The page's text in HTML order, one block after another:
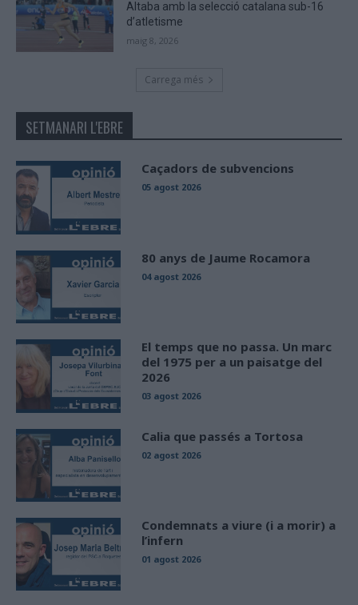
Altaba amb la selecció catalana sub-16
d’atletisme
maig 8, 2026
Carrega més
SETMANARI L'EBRE
Caçadors de subvencions
05 agost 2026
80 anys de Jaume Rocamora
04 agost 2026
El temps que no passa. Un marc
del 1975 per a un paisatge del
2026
03 agost 2026
Calia que passés a Tortosa
02 agost 2026
Condemnats a viure (i a morir) a
l’infern
01 agost 2026